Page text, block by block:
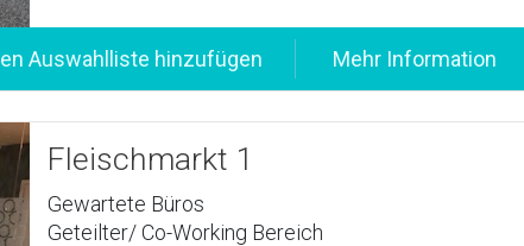
Fleischmarkt 1
Gewartete Büros
Geteilter/ Co-Working Bereich